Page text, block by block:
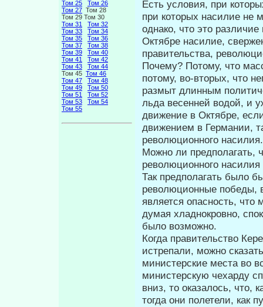
Том 25
Том 26
Том 27 Том 28
Том 29 Том 30
Том 31
Том 32
Том 33
Том 34
Том 35
Том 36
Том 37
Том 38
Том 39
Том 40
Том 41
Том 42
Том 43
Том 44
Том 45 Том 46
Том 47
Том 48
Том 49
Том 50
Том 51
Том 52
Том 53
Том 54
Том 55
Есть условия, при
при ко­торых насилие не
однако, что это
Октябре насилие,
правительства,
Почему? Потому, что
потому, во-вторых, что
размыт длинным
льда весенней водой, и
движение в Октябре,
движением в Германии,
революционного насилия.
Можно ли предполагать,
рево­люционного
Так предполагать было
революционные победы,
является опасность,
думая хладнокровно,
было возможно.
Когда правительство
истре­пали, можно
министерские места во
министерскую чехарду
вниз, то оказалось, что,
тогда они полетели, как